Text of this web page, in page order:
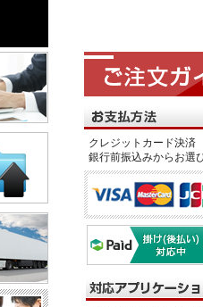
クレジットカード決
銀行前振込みからお選